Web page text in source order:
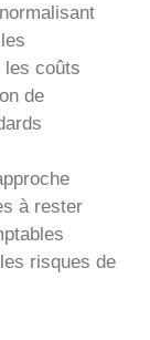
les coûts
de
à rester
risques de